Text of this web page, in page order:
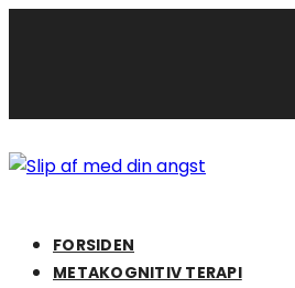
FORSIDEN
METAKOGNITIV TERAPI